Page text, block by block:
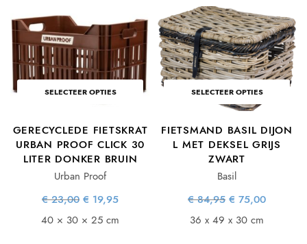
SELECTEER OPTIES
GERECYCLEDE FIETSKRAT
URBAN PROOF CLICK 30
LITER DONKER BRUIN
Urban Proof
€23,00 Oorspronkelijke
prijs was:
€ 23,00.
€ 19,95
€ 19,95.
40 × 30 × 25 cm
SELECTEER OPTIES
FIETSMAND BASIL DIJON
L MET DEKSEL GRIJS
ZWART
Basil
€84,95 Oorspronkelijke
prijs was:
€ 84,95.
€ 75,00
36 x 49 x 30 cm